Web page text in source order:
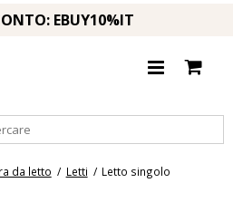
EBUY10%IT
da letto / Letti / Letto singolo